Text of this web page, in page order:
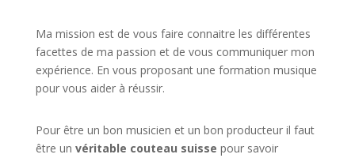
Ma mission est de vous faire connaitre les différentes
facettes de ma passion et de vous communiquer mon
expérience. En vous proposant une formation musique
pour vous aider à réussir.
Pour être un bon musicien et un bon producteur il faut
être un véritable couteau suisse pour savoir